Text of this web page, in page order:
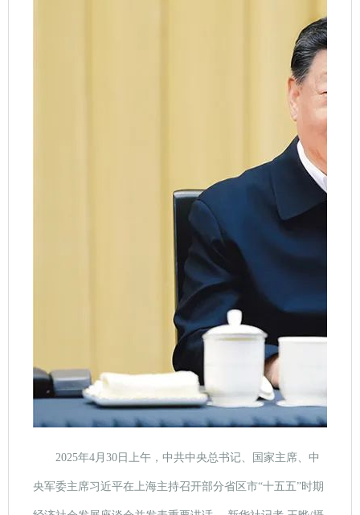
2025年4月30日上午，中共中央总书记、国家主席、中
央军委主席习近平在上海主持召开部分省区市“十五五”时期